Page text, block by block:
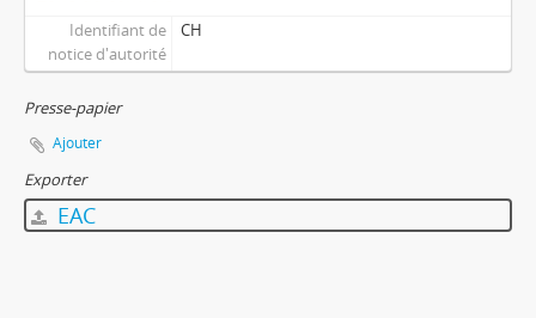
Identifiant de
notice d'autorité
CH
Presse-papier
Ajouter
Exporter
EAC